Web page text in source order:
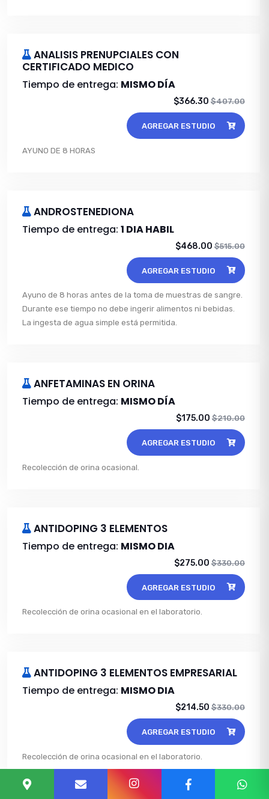
ANALISIS PRENUPCIALES CON
CERTIFICADO MEDICO
Tiempo de entrega: MISMO DÍA
$366.30 $407.00
AGREGAR ESTUDIO
AYUNO DE 8 HORAS
ANDROSTENEDIONA
Tiempo de entrega: 1 DIA HABIL
$468.00 $515.00
AGREGAR ESTUDIO
Ayuno de 8 horas antes de la toma de muestras de sangre.
Durante ese tiempo no debe ingerir alimentos ni bebidas.
La ingesta de agua simple está permitida.
ANFETAMINAS EN ORINA
Tiempo de entrega: MISMO DÍA
$175.00 $210.00
AGREGAR ESTUDIO
Recolección de orina ocasional.
ANTIDOPING 3 ELEMENTOS
Tiempo de entrega: MISMO DIA
$275.00 $330.00
AGREGAR ESTUDIO
Recolección de orina ocasional en el laboratorio.
ANTIDOPING 3 ELEMENTOS EMPRESARIAL
Tiempo de entrega: MISMO DIA
$214.50 $330.00
AGREGAR ESTUDIO
Recolección de orina ocasional en el laboratorio.